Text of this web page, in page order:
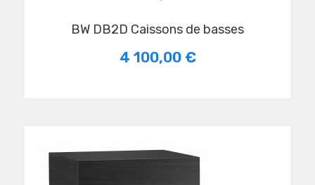
BW DB2D Caissons de basses
4 100,00 €